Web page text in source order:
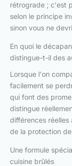
rétrograde ; c'est
selon le principe
sinon vous ne
En quoi le
distingue-t-il des
Lorsque l'on
facilement se
qui font des
distingue
différences réelles
de la protection
Une formule
cuisine brûlés